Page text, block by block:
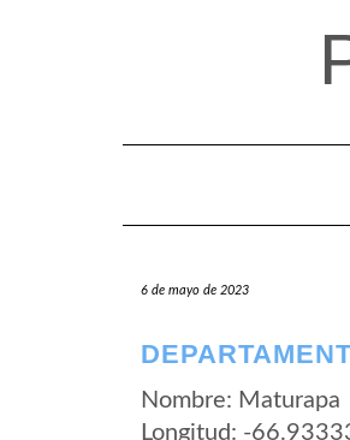
6 de mayo de 2023
Nombre: Maturapa
Longitud: -